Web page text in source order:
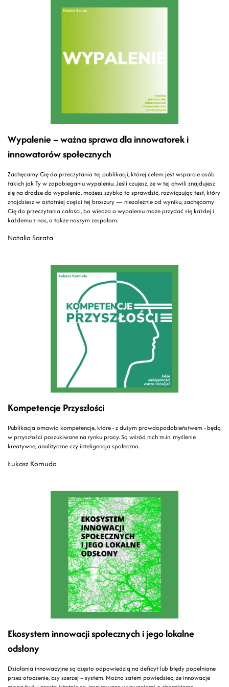
Natalia Sarata
Wypalenie – ważna sprawa dla innowatorek i
innowatorów społecznych
Zachęcamy Cię do przeczytania tej publikacji, której celem jest wsparcie osób
takich jak Ty w zapobieganiu wypaleniu. Jeśli czujesz, że w tej chwili znajdujesz
się na drodze do wypalenia, możesz szybko to sprawdzić, rozwiązując test, który
znajdziesz w ostatniej części tej broszury — niezależnie od wyniku, zachęcamy
Cię do przeczytania całości, bo wiedza o wypaleniu może przydać się każdej i
każdemu z nas, a także naszym zespołom.
Łukasz Komuda
Kompetencje Przyszłości
Publikacja omawia kompetencje, które - z dużym prawdopodobieństwem - będą
w przyszłości poszukiwane na rynku pracy. Są wśród nich m.in. myślenie
kreatywne, analityczne czy inteligencja społeczna.
Ekosystem innowacji społecznych i jego lokalne
odsłony
Działania innowacyjne są często odpowiedzią na deficyt lub błędy popełniane
przez otoczenie, czy szerzej – system. Można zatem powiedzieć, że innowacje